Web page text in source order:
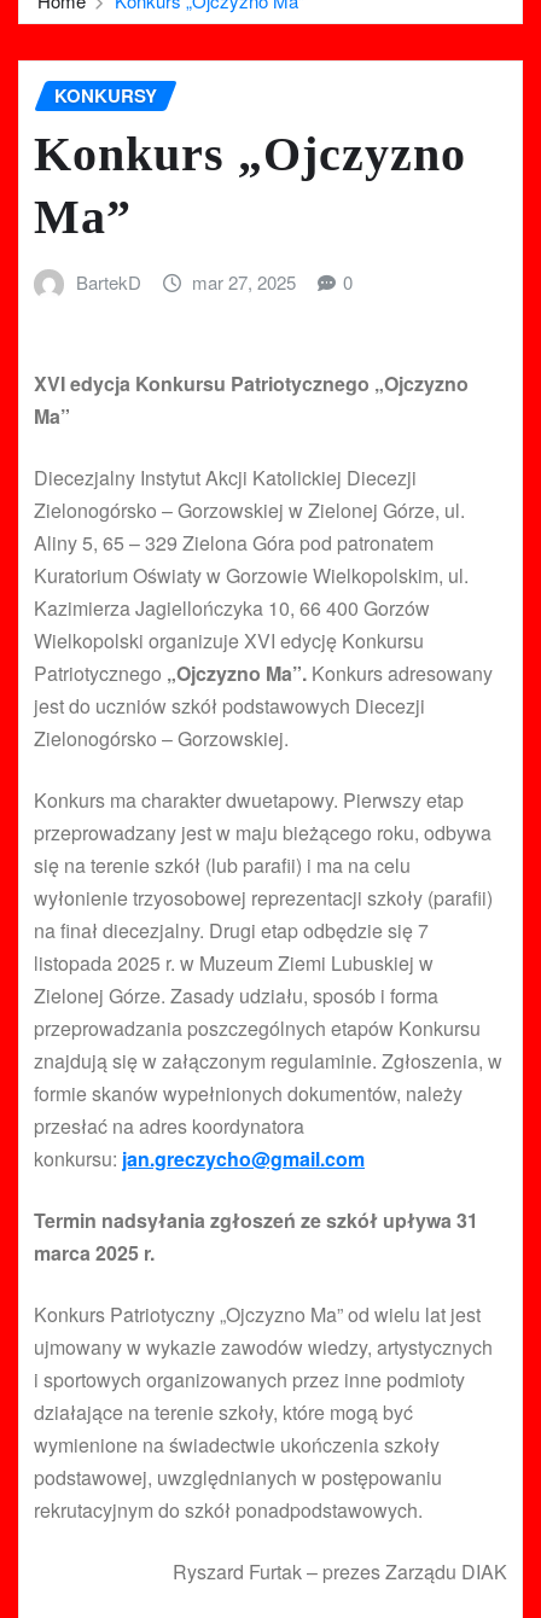
KONKURSY
Konkurs „Ojczyzno
Ma”
BartekD mar 27, 2025 0
XVI edycja Konkursu Patriotycznego „Ojczyzno
Ma”
Diecezjalny Instytut Akcji Katolickiej Diecezji
Zielonogórsko – Gorzowskiej w Zielonej Górze, ul.
Aliny 5, 65 – 329 Zielona Góra pod patronatem
Kuratorium Oświaty w Gorzowie Wielkopolskim, ul.
Kazimierza Jagiellończyka 10, 66 400 Gorzów
Wielkopolski organizuje XVI edycję Konkursu
Patriotycznego „Ojczyzno Ma”. Konkurs adresowany
jest do uczniów szkół podstawowych Diecezji
Zielonogórsko – Gorzowskiej.
Konkurs ma charakter dwuetapowy. Pierwszy etap
przeprowadzany jest w maju bieżącego roku, odbywa
się na terenie szkół (lub parafii) i ma na celu
wyłonienie trzyosobowej reprezentacji szkoły (parafii)
na finał diecezjalny. Drugi etap odbędzie się 7
listopada 2025 r. w Muzeum Ziemi Lubuskiej w
Zielonej Górze. Zasady udziału, sposób i forma
przeprowadzania poszczególnych etapów Konkursu
znajdują się w załączonym regulaminie. Zgłoszenia, w
formie skanów wypełnionych dokumentów, należy
przesłać na adres koordynatora
konkursu: jan.greczycho@gmail.com
Termin nadsyłania zgłoszeń ze szkół upływa 31
marca 2025 r.
Konkurs Patriotyczny „Ojczyzno Ma” od wielu lat jest
ujmowany w wykazie zawodów wiedzy, artystycznych
i sportowych organizowanych przez inne podmioty
działające na terenie szkoły, które mogą być
wymienione na świadectwie ukończenia szkoły
podstawowej, uwzględnianych w postępowaniu
rekrutacyjnym do szkół ponadpodstawowych.
Ryszard Furtak – prezes Zarządu DIAK